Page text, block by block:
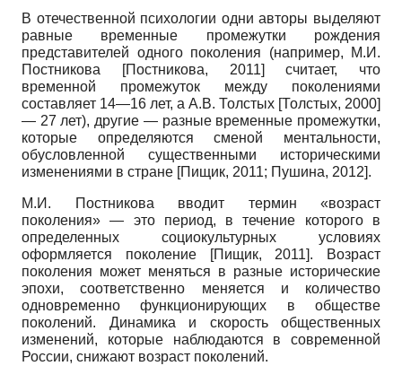
В отечественной психологии одни авторы выделяют
равные временные промежутки рождения
представителей одного поколения (например, М.И.
Постникова
[Постникова, 2011] считает, что
временной промежуток между поколениями
составляет 14—16 лет, а А.В. Толстых [Толстых, 2000]
— 27 лет), другие — разные временные промежутки,
которые определяются сменой ментальности,
обусловленной существенными историческими
изменениями в стране [Пищик, 2011; Пушина, 2012].
М.И. Постникова вводит термин «возраст
поколения» — это период, в течение которого в
определенных социокультурных условиях
оформляется поколение
[Пищик, 2011]. Возраст
поколения может меняться в разные исторические
эпохи, соответственно меняется и количество
одновременно функционирующих в обществе
поколений. Динамика и скорость общественных
изменений, которые наблюдаются в современной
России, снижают возраст поколений.